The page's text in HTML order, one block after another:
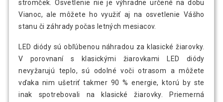
stromček. Osvetlenie nie je výhradne určené na dobu
Vianoc, ale môžete ho využiť aj na osvetlenie Vášho
stanu či záhrady počas letných mesiacov.
LED diódy sú obľúbenou náhradou za klasické žiarovky.
V porovnaní s klasickými žiarovkami LED diódy
nevyžarujú teplo, sú odolné voči otrasom a môžete
vďaka nim ušetriť takmer 90 % energie, ktorú by ste
inak spotrebovali na klasické žiarovky. Priemerná